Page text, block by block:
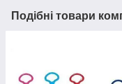
Подібні товари